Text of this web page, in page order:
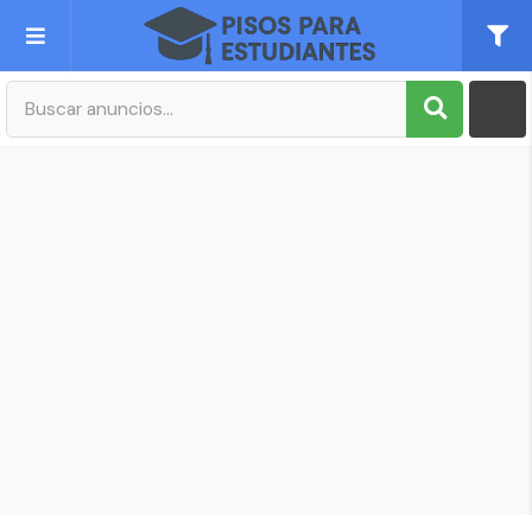
Publica tu Anuncio